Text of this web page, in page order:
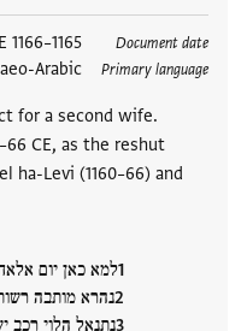
Document date
1165–1166 CE
Primary language
Arabic
for a second wife.
CE, as the reshut
ha-Levi (1160–66) and
למא כאן יום
נהרא מותבה
נתנאל הלוי רכב
תגים